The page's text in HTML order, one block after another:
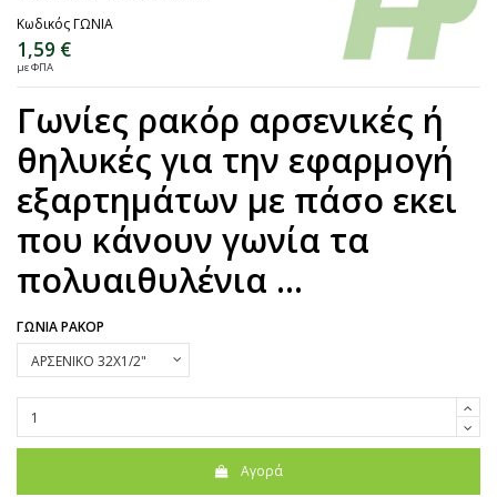
ΚωδικόςΓΩΝΙΑ
1,59 €
με ΦΠΑ
Γωνίες ρακόρ αρσενικές ή
θηλυκές για την εφαρμογή
εξαρτημάτων με πάσο εκει
που κάνουν γωνία τα
πολυαιθυλένια ...
ΓΩΝΙΑ ΡΑΚΟΡ
Αγορά